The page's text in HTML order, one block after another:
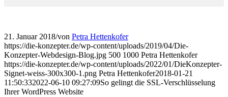
21. Januar 2018/von Petra Hettenkofer
https://die-konzepter.de/wp-content/uploads/2019/04/Die-
Konzepter-Webdesign-Blog.jpg 500 1000 Petra Hettenkofer
https://die-konzepter.de/wp-content/uploads/2022/01/DieKonzepter-
Signet-weiss-300x300-1.png Petra Hettenkofer2018-01-21
11:50:332022-06-10 09:27:09So gelingt die SSL-Ver­schlüs­selung
Ihrer WordPress Website